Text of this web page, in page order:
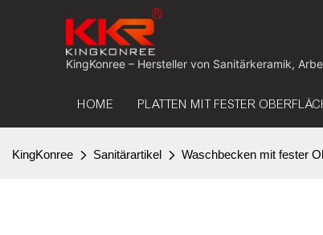
KingKonree – Hersteller von Sanitärkeramik,
HOME PLATTEN MIT FESTER
KingKonree Sanitärartikel Waschbecken mit fester